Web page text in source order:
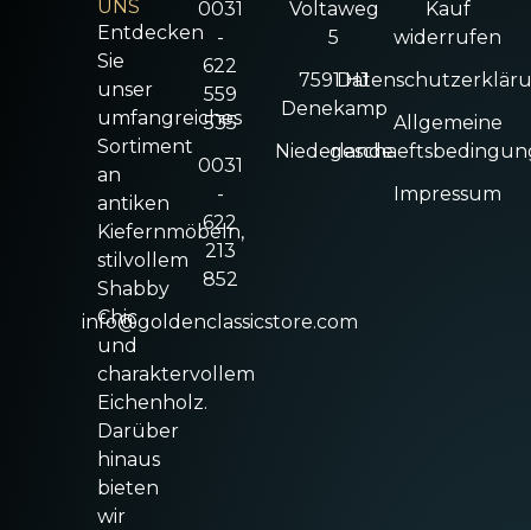
UNS
Entdecken
Sie
unser
umfangreiches
Sortiment
an
antiken
Kiefernmöbeln,
stilvollem
Shabby
Chic
und
charaktervollem
Eichenholz.
Darüber
hinaus
bieten
wir
0031
-
622
559
535
0031
-
622
213
852
info@goldenclassicstore.com
Voltaweg
5
7591 HJ
Denekamp
Niederlande
Kauf
widerrufen
Allgemeine
Impressum